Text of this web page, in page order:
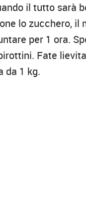
il tutto sarà
lo zucchero,
per 1 ora.
Fate
da 1 kg.